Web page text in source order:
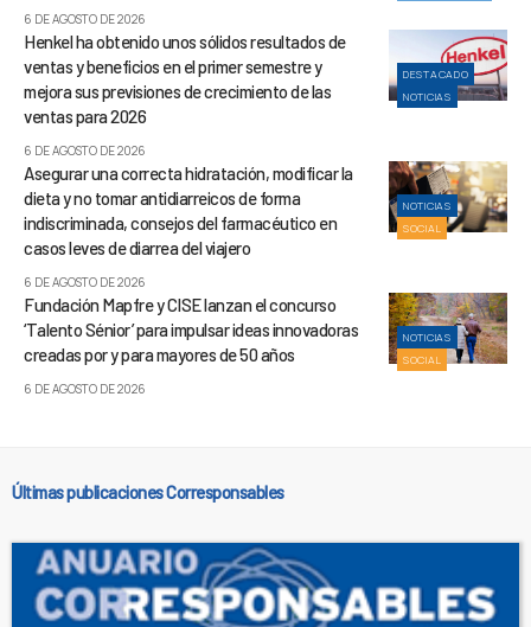
6 DE AGOSTO DE 2026
DESTACADO
NOTICIAS
Henkel ha obtenido unos sólidos resultados de
ventas y beneficios en el primer semestre y
mejora sus previsiones de crecimiento de las
ventas para 2026
6 DE AGOSTO DE 2026
NOTICIAS
SOCIAL
Asegurar una correcta hidratación, modificar la
dieta y no tomar antidiarreicos de forma
indiscriminada, consejos del farmacéutico en
casos leves de diarrea del viajero
6 DE AGOSTO DE 2026
NOTICIAS
SOCIAL
Fundación Mapfre y CISE lanzan el concurso
‘Talento Sénior’ para impulsar ideas innovadoras
creadas por y para mayores de 50 años
6 DE AGOSTO DE 2026
Últimas publicaciones Corresponsables